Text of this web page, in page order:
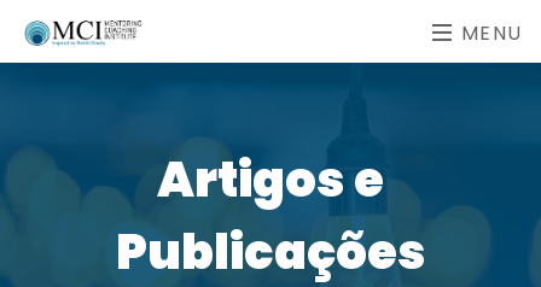
MENU
Artigos e
Publicações